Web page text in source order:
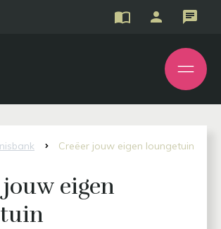
Creëer jouw eigen loungetuin
eigen